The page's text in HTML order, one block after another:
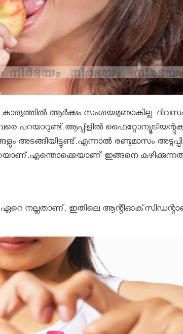
ആർക്കും സംശയമുണ്ടാകില്ല. ദിവസം
പറയാറുണ്ട്.ആപ്പിളില്‍
രണ്ടുമാസം
ഇങ്ങനെ
നല്ലതാണ്‌. ഇതിലെ